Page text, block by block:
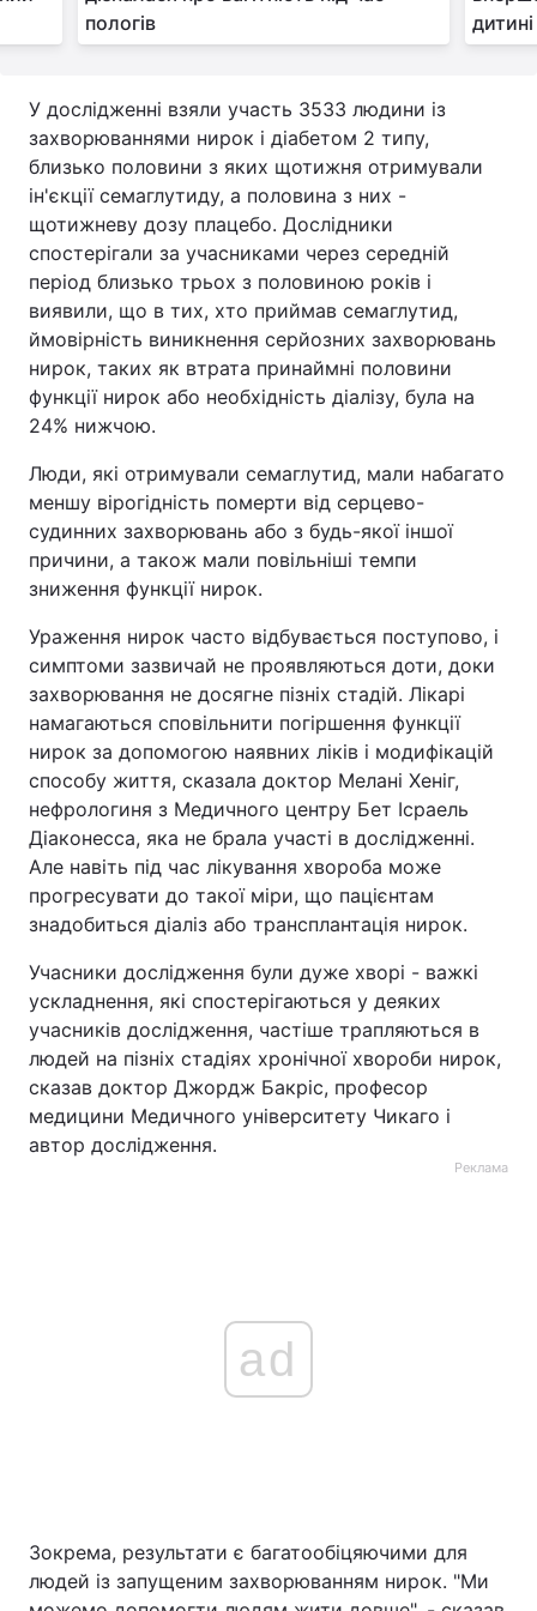
пологів
У дослідженні взяли участь 3533 людини із
захворюваннями нирок і діабетом 2 типу,
близько половини з яких щотижня отримували
ін'єкції семаглутиду, а половина з них -
щотижневу дозу плацебо. Дослідники
спостерігали за учасниками через середній
період близько трьох з половиною років і
виявили, що в тих, хто приймав семаглутид,
ймовірність виникнення серйозних захворювань
нирок, таких як втрата принаймні половини
функції нирок або необхідність діалізу, була на
24% нижчою.
Люди, які отримували семаглутид, мали набагато
меншу вірогідність померти від серцево-
судинних захворювань або з будь-якої іншої
причини, а також мали повільніші темпи
зниження функції нирок.
Ураження нирок часто відбувається поступово, і
симптоми зазвичай не проявляються доти, доки
захворювання не досягне пізніх стадій. Лікарі
намагаються сповільнити погіршення функції
нирок за допомогою наявних ліків і модифікацій
способу життя, сказала доктор Мелані Хеніг,
нефрологиня з Медичного центру Бет Ісраель
Діаконесса, яка не брала участі в дослідженні.
Але навіть під час лікування хвороба може
прогресувати до такої міри, що пацієнтам
знадобиться діаліз або трансплантація нирок.
Учасники дослідження були дуже хворі - важкі
ускладнення, які спостерігаються у деяких
учасників дослідження, частіше трапляються в
людей на пізніх стадіях хронічної хвороби нирок,
сказав доктор Джордж Бакріс, професор
медицини Медичного університету Чикаго і
автор дослідження.
Реклама
ad
Зокрема, результати є багатообіцяючими для
людей із запущеним захворюванням нирок. "Ми